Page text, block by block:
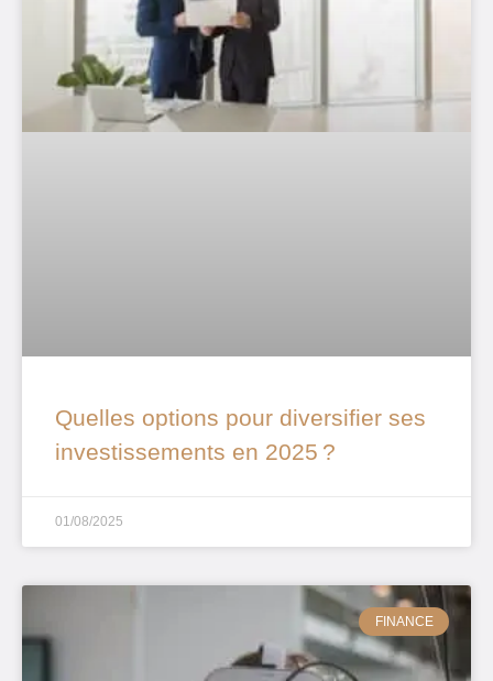
Quelles options pour diversifier ses
investissements en 2025 ?
01/08/2025
FINANCE